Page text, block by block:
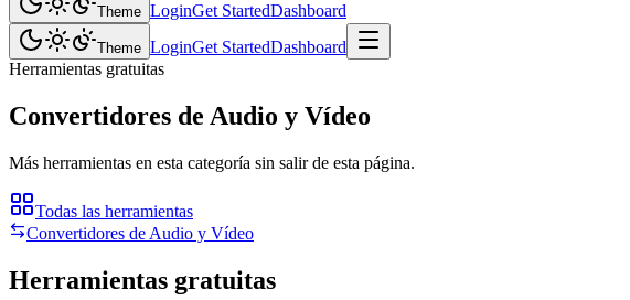
Theme LoginGet StartedDashboard
Theme LoginGet StartedDashboard
Herramientas gratuitas
Convertidores de Audio y Vídeo
Más herramientas en esta categoría sin salir de esta página.
Todas las herramientas
Convertidores de Audio y Vídeo
Herramientas gratuitas